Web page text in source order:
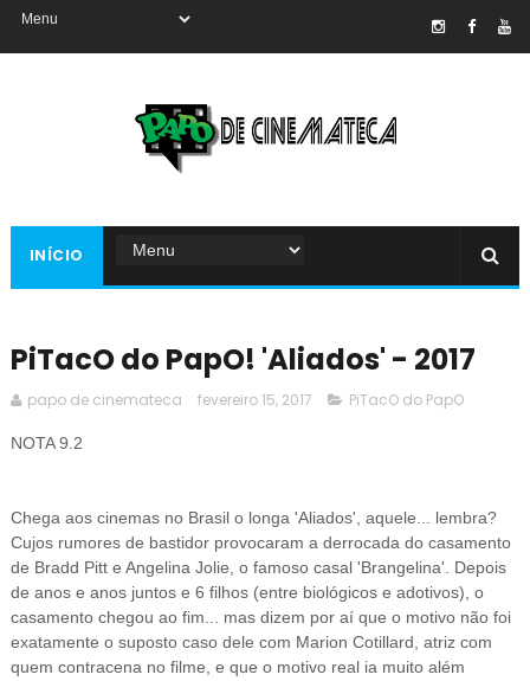
INÍCIO
PiTacO do PapO! 'Aliados' - 2017
papo de cinemateca fevereiro 15, 2017 PiTacO do PapO
NOTA 9.2
Chega aos cinemas no Brasil o longa 'Aliados', aquele... lembra?
Cujos rumores de bastidor provocaram a derrocada do casamento
de Bradd Pitt e Angelina Jolie, o famoso casal 'Brangelina'. Depois
de anos e anos juntos e 6 filhos (entre biológicos e adotivos), o
casamento chegou ao fim... mas dizem por aí que o motivo não foi
exatamente o suposto caso dele com Marion Cotillard, atriz com
quem contracena no filme, e que o motivo real ia muito além